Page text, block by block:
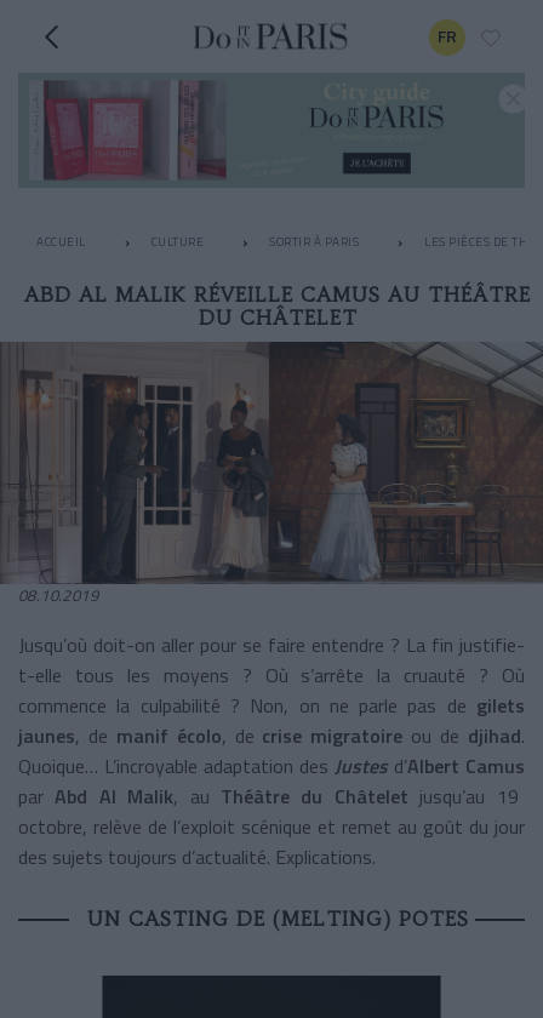
FR
ACCUEIL CULTURE SORTIR À PARIS LES PIÈCES DE
ABD AL MALIK RÉVEILLE CAMUS AU THÉÂTRE
DU CHÂTELET
08.10.2019
Jusqu’où doit-on aller pour se faire entendre ? La fin justifie-
t-elle tous les moyens ? Où s’arrête la cruauté ? Où
commence la culpabilité ? Non, on ne parle pas de gilets
jaunes, de manif écolo, de crise migratoire ou de djihad.
Quoique… L’incroyable adaptation des Justes d’Albert Camus
par Abd Al Malik, au Théâtre du Châtelet jusqu’au 19
octobre, relève de l’exploit scénique et remet au goût du jour
des sujets toujours d’actualité. Explications.
UN CASTING DE (MELTING) POTES